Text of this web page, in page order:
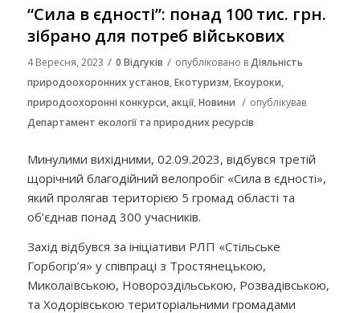
“Сила в єдності”: понад 100 тис. грн.
зібрано для потреб військових
4 Вересня, 2023 / 0 Відгуків / опубліковано вДіяльність
природоохоронних установ, Екотуризм, Екоуроки,
природоохоронні конкурси, акції, Новини / опублікував
Департамент екології та природних ресурсів
Минулими вихідними, 02.09.2023, відбувся третій
щорічний благодійний велопробіг «Сила в єдності»,
який пролягав територією 5 громад області та
об’єднав понад 300 учасників.
Захід відбувся за ініціативи РЛП «Стільське
Горбогір’я» у співпраці з Тростянецькою,
Миколаївською, Новороздільською, Розвадівською,
та Ходорівською територіальними громадами